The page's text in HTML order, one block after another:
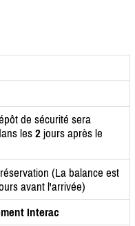
de sécurité sera
les2 jours après le
(La balance est
avant l'arrivée)
Interac